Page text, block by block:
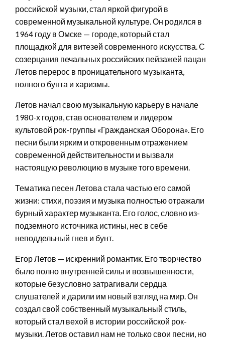
российской музыки, стал яркой фигурой в
современной музыкальной культуре. Он родился в
1964 году в Омске — городе, который стал
площадкой для витезей современного искусства. С
созерцания печальных российских пейзажей пацан
Летов перерос в проницательного музыканта,
полного бунта и харизмы.
Летов начал свою музыкальную карьеру в начале
1980-х годов, став основателем и лидером
культовой рок-группы «Гражданская Оборона». Его
песни были ярким и откровенным отражением
современной действительности и вызвали
настоящую революцию в музыке того времени.
Тематика песен Летова стала частью его самой
жизни: стихи, поэзия и музыка полностью отражали
бурный характер музыканта. Его голос, словно из-
подземного источника истины, нес в себе
неподдельный гнев и бунт.
Егор Летов — искренний романтик. Его творчество
было полно внутренней силы и возвышенности,
которые безусловно затрагивали сердца
слушателей и дарили им новый взгляд на мир. Он
создал свой собственный музыкальный стиль,
который стал вехой в истории российской рок-
музыки. Летов оставил нам не только свои песни, но